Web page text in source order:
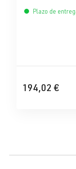
Plazo de
194,02 €